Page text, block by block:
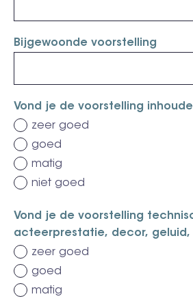
Bijgewoonde voorstelling
Vond je de voorstelling
zeer goed
goed
matig
niet goed
Vond je de voorstelling
acteerprestatie, decor,
zeer goed
goed
matig